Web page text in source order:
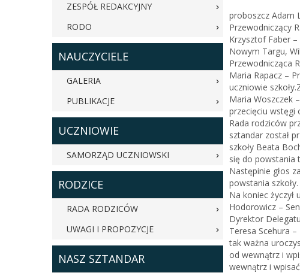
ZESPÓŁ REDAKCYJNY
RODO
NAUCZYCIELE
GALERIA
PUBLIKACJE
UCZNIOWIE
SAMORZĄD UCZNIOWSKI
RODZICE
RADA RODZICÓW
UWAGI I PROPOZYCJE
NASZ SZTANDAR
proboszcz Adam
Przewodniczący
Krzysztof Faber
Nowym Targu,
Przewodnicząca
Maria Rapacz –
uczniowie
Maria Woszczek
przecięciu wstęgi
Rada rodziców
sztandar został
szkoły Beata
się do powstania
Następinie głos
powstania
Na koniec
Hodorowicz –
Dyrektor
Teresa Scehura
tak ważna
od wewnątrz i
wewnątrz i